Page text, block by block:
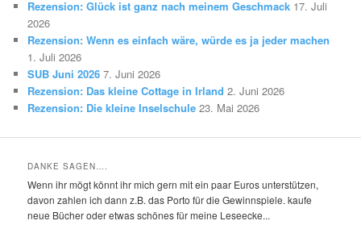
Rezension: Glück ist ganz nach meinem Geschmack 17. Juli
2026
Rezension: Wenn es einfach wäre, würde es ja jeder machen
1. Juli 2026
SUB Juni 2026 7. Juni 2026
Rezension: Das kleine Cottage in Irland 2. Juni 2026
Rezension: Die kleine Inselschule 23. Mai 2026
DANKE SAGEN….
Wenn ihr mögt könnt ihr mich gern mit ein paar Euros unterstützen,
davon zahlen ich dann z.B. das Porto für die Gewinnspiele. kaufe
neue Bücher oder etwas schönes für meine Leseecke...